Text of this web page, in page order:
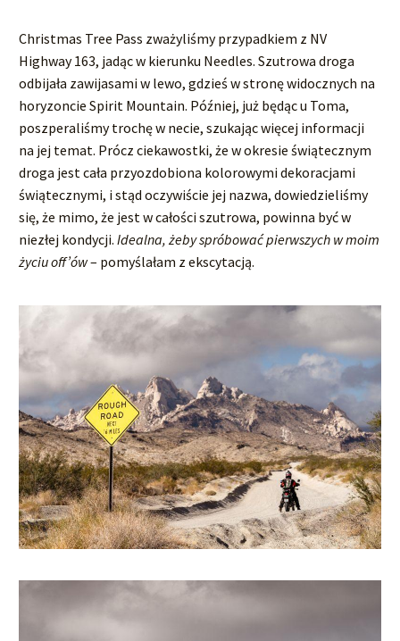
Christmas Tree Pass zważyliśmy przypadkiem z NV
Highway 163, jadąc w kierunku Needles. Szutrowa droga
odbijała zawijasami w lewo, gdzieś w stronę widocznych na
horyzoncie Spirit Mountain. Później, już będąc u Toma,
poszperaliśmy trochę w necie, szukając więcej informacji
na jej temat. Prócz ciekawostki, że w okresie świątecznym
droga jest cała przyozdobiona kolorowymi dekoracjami
świątecznymi, i stąd oczywiście jej nazwa, dowiedzieliśmy
się, że mimo, że jest w całości szutrowa, powinna być w
niezłej kondycji. Idealna, żeby spróbować pierwszych w moim
życiu off’ów– pomyślałam z ekscytacją.